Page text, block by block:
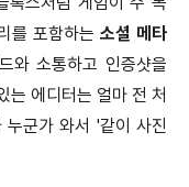
를 포함하는소셜 메타
와 소통하고 인증샷을
는 에디터는 얼마 전 처
누군가 와서 '같이 사진